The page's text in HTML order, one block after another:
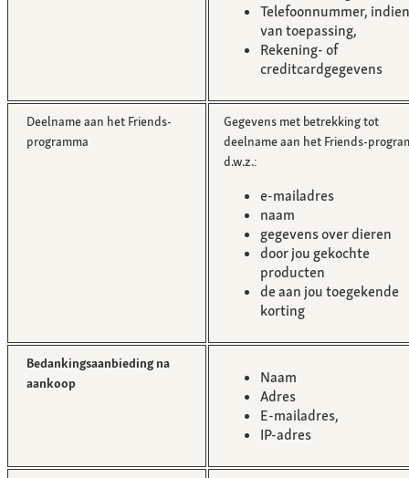
Telefoonnummer, indien
van toepassing,
Rekening- of
creditcardgegevens
Deelname aan het Friends-
programma
Gegevens met betrekking tot
deelname aan het Friends-
d.w.z.:
e-mailadres
naam
gegevens over dieren
door jou gekochte
producten
de aan jou toegekende
korting
Bedankingsaanbieding na
aankoop
Naam
Adres
E-mailadres,
IP-adres